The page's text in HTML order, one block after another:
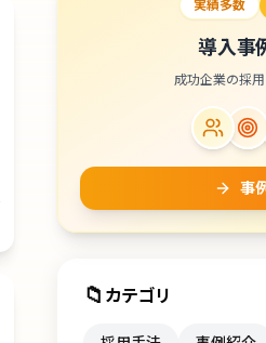
実績多数
導入事
成功企業の採
事
📁 カテゴリ